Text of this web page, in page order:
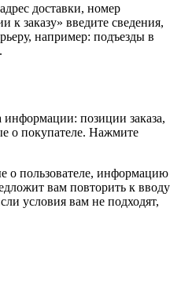
доставки, номер
к заказу» введите сведения,
например: подъезды в
информации: позиции заказа,
о покупателе. Нажмите
о пользователе, информацию
вам повторить к вводу
условия вам не подходят,